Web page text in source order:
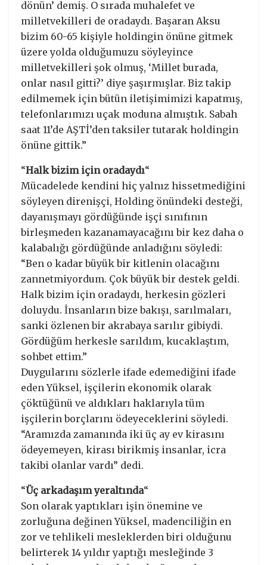
dönün’ demiş. O sırada muhalefet ve
milletvekilleri de oradaydı. Başaran Aksu
bizim 60-65 kişiyle holdingin önüne gitmek
üzere yolda olduğumuzu söyleyince
milletvekilleri şok olmuş, ‘Millet burada,
onlar nasıl gitti?’ diye şaşırmışlar. Biz takip
edilmemek için bütün iletişimimizi kapatmış,
telefonlarımızı uçak moduna almıştık. Sabah
saat 11’de AŞTİ’den taksiler tutarak holdingin
önüne gittik.”
“Halk bizim için oradaydı“
Mücadelede kendini hiç yalnız hissetmediğini
söyleyen direnişçi, Holding önündeki desteği,
dayanışmayı gördüğünde işçi sınıfının
birleşmeden kazanamayacağını bir kez daha o
kalabalığı gördüğünde anladığını söyledi:
“Ben o kadar büyük bir kitlenin olacağını
zannetmiyordum. Çok büyük bir destek geldi.
Halk bizim için oradaydı, herkesin gözleri
doluydu. İnsanların bize bakışı, sarılmaları,
sanki özlenen bir akrabaya sarılır gibiydi.
Gördüğüm herkesle sarıldım, kucaklaştım,
sohbet ettim.”
Duygularını sözlerle ifade edemediğini ifade
eden Yüksel, işçilerin ekonomik olarak
çöktüğünü ve aldıkları haklarıyla tüm
işçilerin borçlarını ödeyeceklerini söyledi.
“Aramızda zamanında iki üç ay ev kirasını
ödeyemeyen, kirası birikmiş insanlar, icra
takibi olanlar vardı” dedi.
“Üç arkadaşım yeraltında“
Son olarak yaptıkları işin önemine ve
zorluğuna değinen Yüksel, madenciliğin en
zor ve tehlikeli mesleklerden biri olduğunu
belirterek 14 yıldır yaptığı mesleğinde 3